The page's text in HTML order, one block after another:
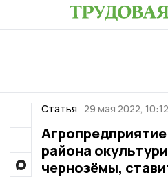
Статья 29 мая 2022, 10:12
района
чернозёмы,